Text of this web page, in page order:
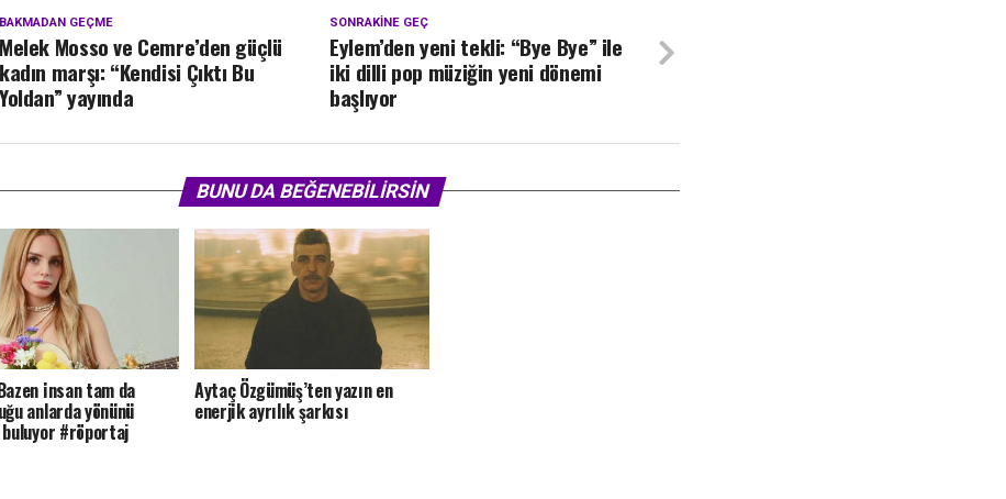
SONRAKINE GEÇ
Eylem’den yeni tekli: “Bye Bye” ile
iki dilli pop müziğin yeni dönemi
başlıyor
BAKMADAN GEÇME
Melek Mosso ve Cemre’den güçlü
kadın marşı: “Kendisi Çıktı Bu
Yoldan” yayında
BUNU DA BEĞENEBILIRSIN
insan tam da
anlarda yönünü
buluyor #röportaj
Aytaç Özgümüş’ten yazın en
enerjik ayrılık şarkısı